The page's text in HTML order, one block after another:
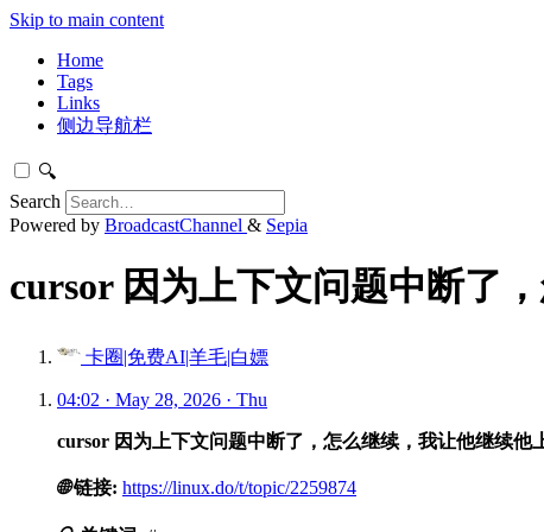
Skip to main content
Home
Tags
Links
侧边导航栏
🔍
Search
Powered by BroadcastChannel & Sepia
cursor 因为上下文问题中断了
卡圈|免费AI|羊毛|白嫖
04:02 · May 28, 2026 · Thu
cursor 因为上下文问题中断了，怎么继续，我让他继续他
🌐 链接: https://linux.do/t/topic/2259874